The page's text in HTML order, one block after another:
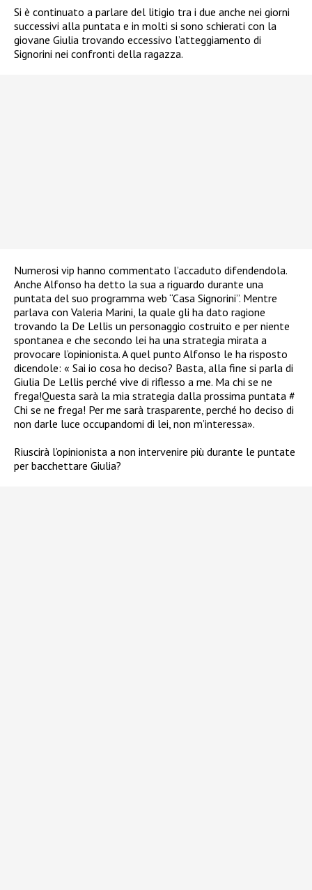
Si è continuato a parlare del litigio tra i due anche nei giorni
successivi alla puntata e in molti si sono schierati con la
giovane Giulia trovando eccessivo l’atteggiamento di
Signorini nei confronti della ragazza.
Numerosi vip hanno commentato l’accaduto difendendola.
Anche Alfonso ha detto la sua a riguardo durante una
puntata del suo programma web “Casa Signorini”. Mentre
parlava con Valeria Marini, la quale gli ha dato ragione
trovando la De Lellis un personaggio costruito e per niente
spontanea e che secondo lei ha una strategia mirata a
provocare l’opinionista. A quel punto Alfonso le ha risposto
dicendole: « Sai io cosa ho deciso? Basta, alla fine si parla di
Giulia De Lellis perché vive di riflesso a me. Ma chi se ne
frega!Questa sarà la mia strategia dalla prossima puntata #
Chi se ne frega! Per me sarà trasparente, perché ho deciso di
non darle luce occupandomi di lei, non m’interessa».
Riuscirà l’opinionista a non intervenire più durante le puntate
per bacchettare Giulia?